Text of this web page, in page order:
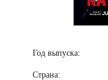
Год выпуска:
Страна: